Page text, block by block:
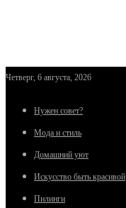
Четверг, 6 августа, 2026
Нужен совет?
Мода и стиль
Домашний уют
Искусство быть красивой
Пилинги